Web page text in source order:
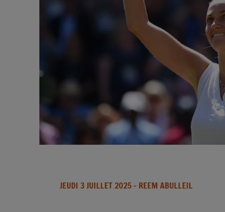
JEUDI 3 JUILLET 2025 - REEM ABULLEIL